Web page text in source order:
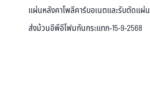
แผ่นหลังคาโพลีคาร์บอเนตและรับตัดแผ่น
ส่งม้วนอีพีอีโฟมกันกระแทก-15-9-2568